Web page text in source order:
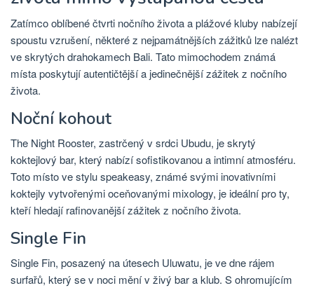
Zatímco oblíbené čtvrti nočního života a plážové kluby nabízejí
spoustu vzrušení, některé z nejpamátnějších zážitků lze nalézt
ve skrytých drahokamech Bali. Tato mimochodem známá
místa poskytují autentičtější a jedinečnější zážitek z nočního
života.
Noční kohout
The Night Rooster, zastrčený v srdci Ubudu, je skrytý
koktejlový bar, který nabízí sofistikovanou a intimní atmosféru.
Toto místo ve stylu speakeasy, známé svými inovativními
koktejly vytvořenými oceňovanými mixology, je ideální pro ty,
kteří hledají rafinovanější zážitek z nočního života.
Single Fin
Single Fin, posazený na útesech Uluwatu, je ve dne rájem
surfařů, který se v noci mění v živý bar a klub. S ohromujícím